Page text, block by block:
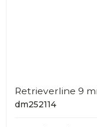
Retrieverline 9
dm252114